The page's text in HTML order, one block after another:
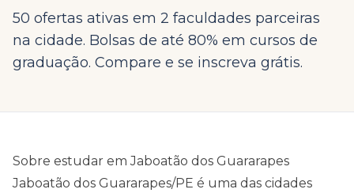
50 ofertas ativas em 2 faculdades parceiras
na cidade. Bolsas de até 80% em cursos de
graduação. Compare e se inscreva grátis.
Sobre estudar emJaboatão dos Guararapes
Jaboatão dos Guararapes/PE é uma das cidades